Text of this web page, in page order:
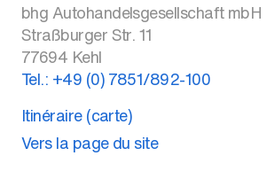
bhg Autohandelsgesellschaft mbH
Straßburger Str. 11
77694 Kehl
Tel.: +49 (0) 7851/892-100
Itinéraire (carte)
Vers la page du site